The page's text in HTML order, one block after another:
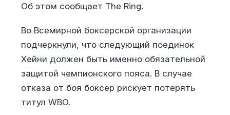
Об этом сообщает The Ring.
Во Всемирной боксерской организации
подчеркнули, что следующий поединок
Хейни должен быть именно обязательной
защитой чемпионского пояса. В случае
отказа от боя боксер рискует потерять
титул WBO.